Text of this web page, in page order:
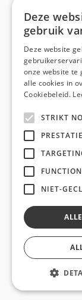
Deze
gebruik
Deze website
onze website te
alle cookies in
Cookiebeleid.
STRIKT
PRESTATIE
NIET-